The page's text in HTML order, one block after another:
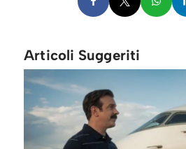
Articoli Suggeriti